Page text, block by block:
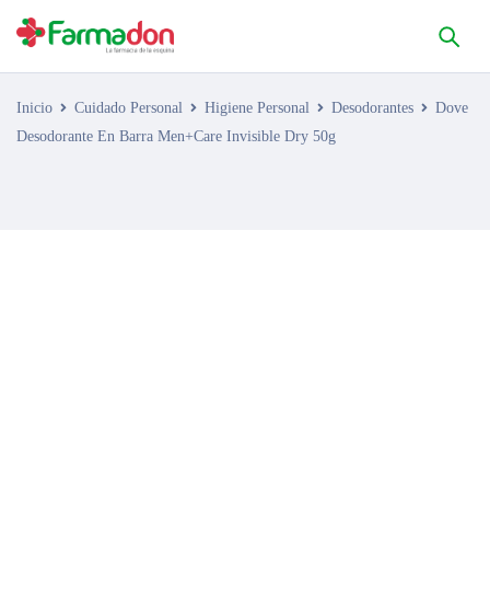
Inicio Cuidado Personal Higiene Personal Desodorantes
Dove
Desodorante En Barra Men+Care Invisible Dry 50g